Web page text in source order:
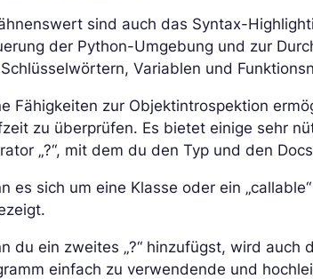
sind auch das Syntax-
der Python-Umgebung und zur
Variablen und
Fähigkeiten zur Objektintrospektion
zu überprüfen. Es bietet einige sehr
„?“, mit dem du den Typ und den
es sich um eine Klasse oder ein
du ein zweites „?“ hinzufügst, wird
einfach zu verwendende und